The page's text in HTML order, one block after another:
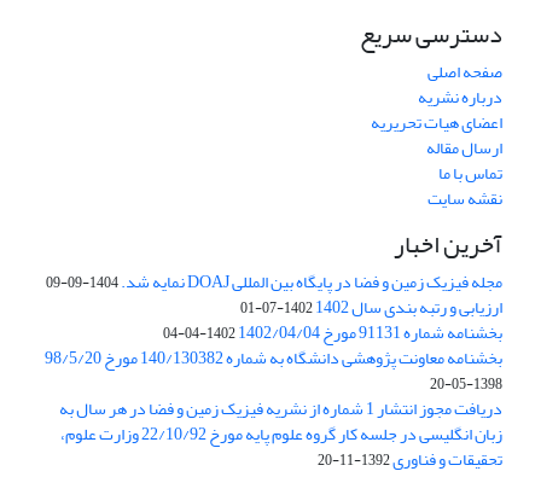
دسترسی سریع
صفحه اصلی
درباره نشریه
اعضای هیات تحریریه
ارسال مقاله
تماس با ما
نقشه سایت
آخرین اخبار
مجله فیزیک زمین و فضا در پایگاه بین المللی DOAJ نمایه شد. 1404-09-09
ارزیابی و رتبه بندی سال 1402 1402-07-01
بخشنامه شماره 91131 مورخ 1402/04/04 1402-04-04
بخشنامه معاونت پژوهشی دانشگاه به شماره 140/130382 مورخ 98/5/20
1398-05-20
دریافت مجوز انتشار 1 شماره از نشریه فیزیک زمین و فضا در هر سال به
زبان انگلیسی در جلسه کار گروه علوم پایه مورخ 22/10/92 وزارت علوم،
تحقیقات و فناوری1392-11-20